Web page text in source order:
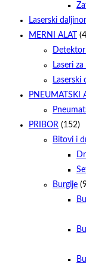
Laserski
MERNI ALAT
Laseri
Laserski
PNEUMATSKI
PRIBOR (152)
Bitovi i
Burgije